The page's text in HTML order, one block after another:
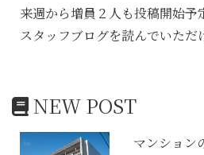
来週から増員２人も投稿開始予
スタッフブログを読んでいただ
NEW POST
マンション